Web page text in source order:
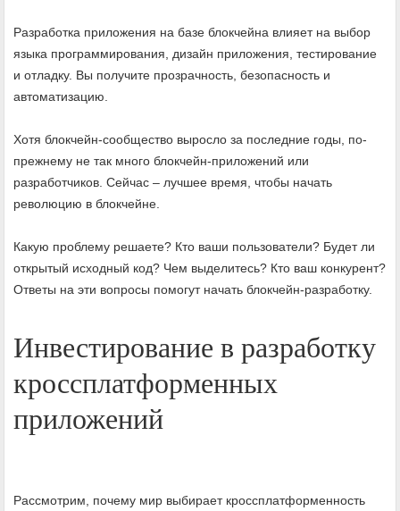
Разработка приложения на базе блокчейна влияет на выбор
языка программирования, дизайн приложения, тестирование
и отладку. Вы получите прозрачность, безопасность и
автоматизацию.
Хотя блокчейн-сообщество выросло за последние годы, по-
прежнему не так много блокчейн-приложений или
разработчиков. Сейчас – лучшее время, чтобы начать
революцию в блокчейне.
Какую проблему решаете? Кто ваши пользователи? Будет ли
открытый исходный код? Чем выделитесь? Кто ваш конкурент?
Ответы на эти вопросы помогут начать блокчейн-разработку.
Инвестирование в разработку
кроссплатформенных
приложений
Рассмотрим, почему мир выбирает кроссплатформенность